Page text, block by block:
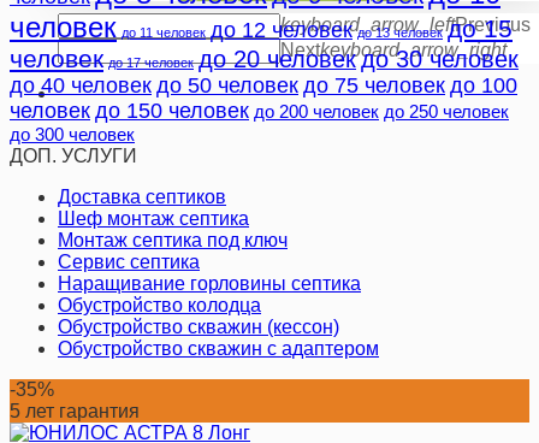
keyboard_arrow_leftPrevious
Nextkeyboard_arrow_right
человек до 11 человек до 12 человек до 13 человек до 15
человек до 17 человек до 20 человекдо 30 человек
до 40 человек до 50 человек до 75 человек до 100
человек до 150 человек до 200 человек до 250 человек
до 300 человек
ДОП. УСЛУГИ
Доставка септиков
Шеф монтаж септика
Монтаж септика под ключ
Сервис септика
Наращивание горловины септика
Обустройство колодца
Обустройство скважин (кессон)
Обустройство скважин с адаптером
-35%
5 лет гарантия